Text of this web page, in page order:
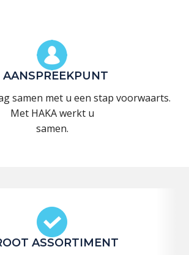
AANSPREEKPUNT
samen met u een stap voorwaarts.
Met HAKA werkt u
samen.
ASSORTIMENT